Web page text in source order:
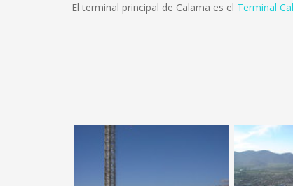
El terminal principal de Calama es el Terminal